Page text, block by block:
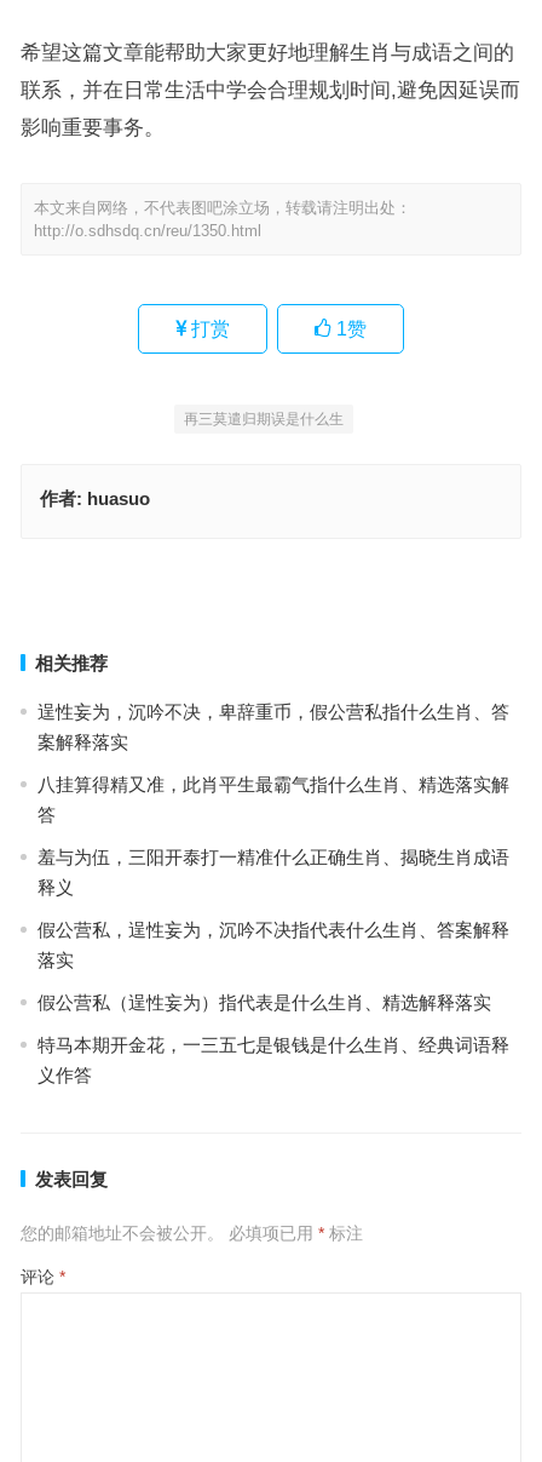
希望这篇文章能帮助大家更好地理解生肖与成语之间的
联系，并在日常生活中学会合理规划时间,避免因延误而
影响重要事务。
本文来自网络，不代表图吧涂立场，转载请注明出处：
http://o.sdhsdq.cn/reu/1350.html
打赏 1赞
再三莫遣归期误是什么生
作者: huasuo
相关推荐
逞性妄为，沉吟不决，卑辞重币，假公营私指什么生肖、答
案解释落实
八挂算得精又准，此肖平生最霸气指什么生肖、精选落实解
答
羞与为伍，三阳开泰打一精准什么正确生肖、揭晓生肖成语
释义
假公营私，逞性妄为，沉吟不决指代表什么生肖、答案解释
落实
假公营私（逞性妄为）指代表是什么生肖、精选解释落实
特马本期开金花，一三五七是银钱是什么生肖、经典词语释
义作答
发表回复
您的邮箱地址不会被公开。 必填项已用 *标注
评论 *